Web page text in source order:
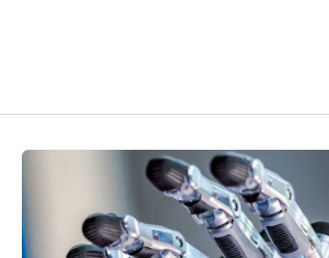
Medizintechnik:
Anforderungen